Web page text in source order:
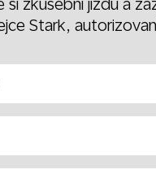
si zkušební jízdu a
Stark,